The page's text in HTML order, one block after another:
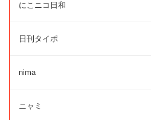
にこニコ日和
日刊タイポ
nima
ニャミ